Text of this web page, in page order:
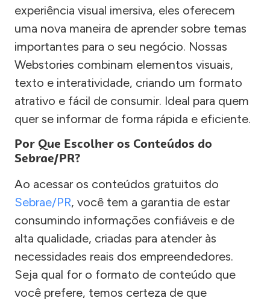
experiência visual imersiva, eles oferecem
uma nova maneira de aprender sobre temas
importantes para o seu negócio. Nossas
Webstories combinam elementos visuais,
texto e interatividade, criando um formato
atrativo e fácil de consumir. Ideal para quem
quer se informar de forma rápida e eficiente.
Por Que Escolher os Conteúdos do
Sebrae/PR?
Ao acessar os conteúdos gratuitos do
Sebrae/PR, você tem a garantia de estar
consumindo informações confiáveis e de
alta qualidade, criadas para atender às
necessidades reais dos empreendedores.
Seja qual for o formato de conteúdo que
você prefere, temos certeza de que